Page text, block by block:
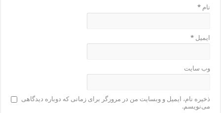
نام*
ایمیل*
وب‌ سایت
ذخیره نام، ایمیل و وبسایت من در مرورگر برای زمانی که دوباره دیدگاهی
می‌نویسم.